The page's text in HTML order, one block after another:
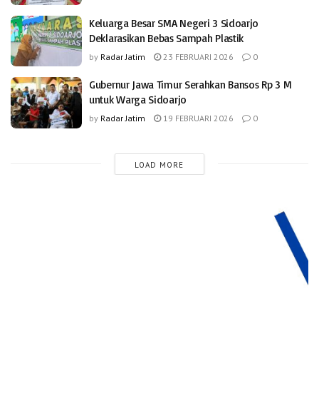
Keluarga Besar SMA Negeri 3 Sidoarjo
Deklarasikan Bebas Sampah Plastik
by Radar Jatim 23 FEBRUARI 2026 0
Gubernur Jawa Timur Serahkan Bansos Rp 3 M
untuk Warga Sidoarjo
by Radar Jatim 19 FEBRUARI 2026 0
LOAD MORE